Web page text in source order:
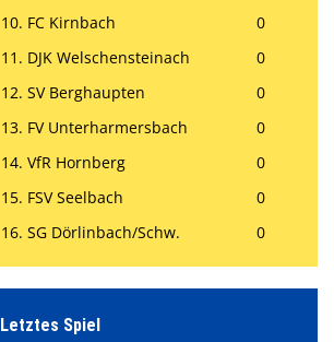
10. FC Kirnbach
0
11. DJK Welschensteinach
0
12. SV Berghaupten
0
13. FV Unterharmersbach
0
14. VfR Hornberg
0
15. FSV Seelbach
0
16. SG Dörlinbach/Schw.
0
Letztes Spiel